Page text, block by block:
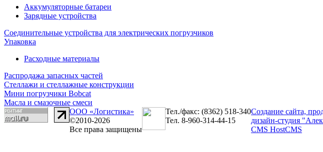
Аккумуляторные батареи
Зарядные устройства
Соединительные устройства для электрических погрузчиков
Упаковка
Расходные материалы
Распродажа запасных частей
Стеллажи и стеллажные конструкции
Мини погрузчики Bobcat
Масла и смазочные смеси
ООО «Логистика»
©2010-2026
Все права защищены
Тел./факс: (8362) 518-340
Тел. 8-960-314-44-15
Создание сайта,
дизайн-студия
CMS HostCMS